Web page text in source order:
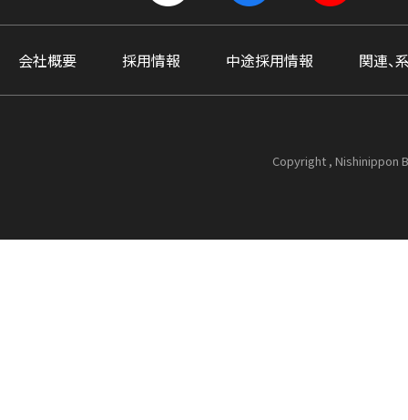
会社概要 採用情報 中途採用情報 関連、
Copyright , Nishinippon